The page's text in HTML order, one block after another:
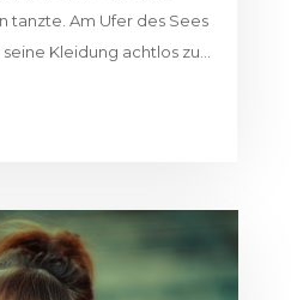
tanzte. Am Ufer des Sees
Kleidung achtlos zu...